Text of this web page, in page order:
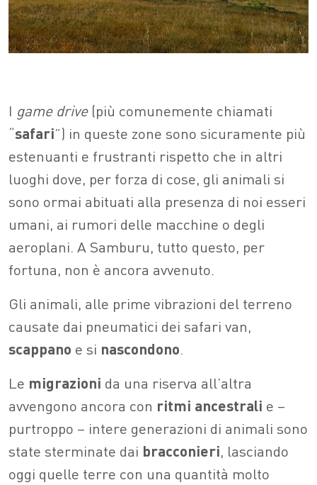
I game drive(più comunemente chiamati
“safari”) in queste zone sono sicuramente più
estenuanti e frustranti rispetto che in altri
luoghi dove, per forza di cose, gli animali si
sono ormai abituati alla presenza di noi esseri
umani, ai rumori delle macchine o degli
aeroplani. A Samburu, tutto questo, per
fortuna, non è ancora avvenuto.
Gli animali, alle prime vibrazioni del terreno
causate dai pneumatici dei safari van,
scappano e si nascondono.
Le migrazioni da una riserva all’altra
avvengono ancora con ritmi ancestrali e –
purtroppo – intere generazioni di animali sono
state sterminate dai bracconieri, lasciando
oggi quelle terre con una quantità molto